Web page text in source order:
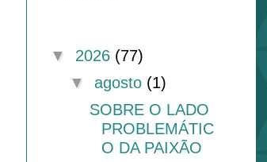
▼ 2026 (77)
▼ agosto (1)
SOBRE O LADO
PROBLEMÁTIC
O DA PAIXÃO